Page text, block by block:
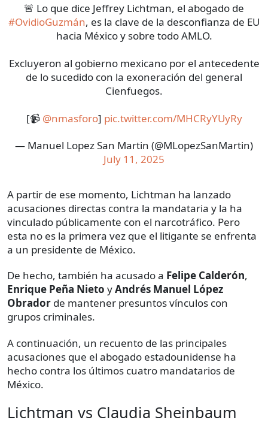
🚨 Lo que dice Jeffrey Lichtman, el abogado de
#OvidioGuzmán, es la clave de la desconfianza de EU
hacia México y sobre todo AMLO.
Excluyeron al gobierno mexicano por el antecedente
de lo sucedido con la exoneración del general
Cienfuegos.
[📹 @nmasforo] pic.twitter.com/MHCRyYUyRy
— Manuel Lopez San Martin (@MLopezSanMartin)
July 11, 2025
A partir de ese momento, Lichtman ha lanzado
acusaciones directas contra la mandataria y la ha
vinculado públicamente con el narcotráfico. Pero
esta no es la primera vez que el litigante se enfrenta
a un presidente de México.
De hecho, también ha acusado a Felipe Calderón,
Enrique Peña Nieto yAndrés Manuel López
Obrador de mantener presuntos vínculos con
grupos criminales.
A continuación, un recuento de las principales
acusaciones que el abogado estadounidense ha
hecho contra los últimos cuatro mandatarios de
México.
Lichtman vs Claudia Sheinbaum